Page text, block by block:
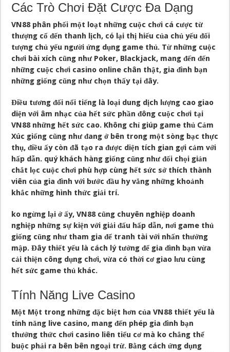
Các Trò Chơi Đặt Cược Đa Dạng
VN88 phân phối một loạt những cuộc chơi cá cược từ
thượng cổ đến thanh lịch, có lại thị hiếu của chủ yếu đối
tượng chủ yếu người ứng dụng game thủ. Từ những cuộc
chơi bài xích cũng như Poker, Blackjack, mang đến đến
những cuộc chơi casino online chân thật, gia đình bạn
những giống cũng như chọn thấy tại đây.
Điều tương đối nổi tiếng là loại dung dịch lượng cao giao
diện với âm nhạc của hết sức phần đông cuộc chơi tại
VN88 những hết sức cao. Không chỉ giúp game thủ Cảm
Xúc giống cũng như đang ở bên trong một sòng bạc thực
thụ, điều ấy còn đã tạo ra được diện tích gian gợi cảm với
hấp dẫn. quý khách hàng giống cũng như đối chọi giản
chắt lọc cuộc chơi phù hợp cùng hết sức sở thích thành
viên của gia đình với bước đầu hy vẳng những khoảnh
khắc những hình thức giải trí.
ko ngừng lại ở ấy, VN88 cũng chuyên nghiệp doanh
nghiệp những sự kiện với giải đấu hấp dẫn, nơi game thủ
giống cũng như tham gia để tranh tài với nhấn thưởng
mập. Đây thiết yếu là cách lý tưởng để gia đình bạn vừa
cải thiện công dụng chơi, vừa có thời cơ giao lưu cùng
hết sức game thủ khác.
Tính Năng Live Casino
Một Một trong những đặc biệt hơn của VN88 thiết yếu là
tính năng live casino, mang đến phép gia đình bạn
thưởng thức chơi casino liên tiểu cơ mà ko chẳng thể
buộc phải ra bên bên ngoại trừ. Bằng cách ứng dụng